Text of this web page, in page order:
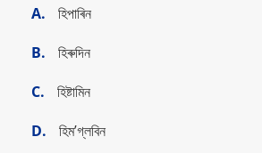
A.
হিপাৰিন
B.
হিৰুদিন
C.
হিষ্টামিন
D.
হিম’গ্লবিন